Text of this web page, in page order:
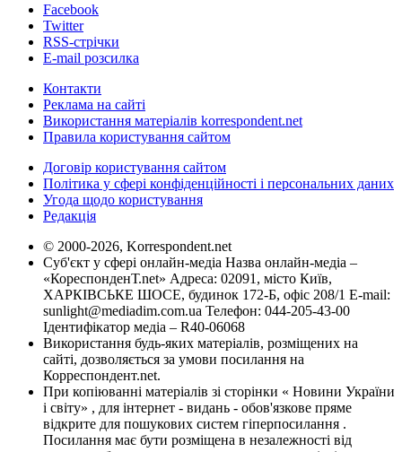
Facebook
Twitter
RSS-стрічки
E-mail розсилка
Контакти
Реклама на сайті
Використання матеріалів korrespondent.net
Правила користування сайтом
Договір користування сайтом
Політика у сфері конфіденційності і персональних даних
Угода щодо користування
Редакція
© 2000-2026, Korrespondent.net
Суб'єкт у сфері онлайн-медіа Назва онлайн-медіа –
«КореспонденТ.net» Адреса: 02091, місто Київ,
ХАРКІВСЬКЕ ШОСЕ, будинок 172-Б, офіс 208/1 E-mail:
sunlight@mediadim.com.ua Телефон: 044-205-43-00
Ідентифікатор медіа – R40-06068
Використання будь-яких матеріалів, розміщених на
сайті, дозволяється за умови посилання на
Корреспондент.net.
При копіюванні матеріалів зі сторінки « Новини України
і світу» , для інтернет - видань - обов'язкове пряме
відкрите для пошукових систем гіперпосилання .
Посилання має бути розміщена в незалежності від